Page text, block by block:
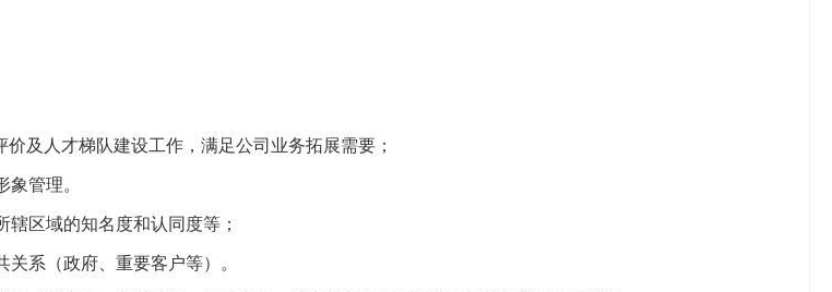
价及 人才梯队建设工作，满足公司业务拓展需要；
管理。
辖区域的知名度和认同度等；
系（政府、重要客户等）。